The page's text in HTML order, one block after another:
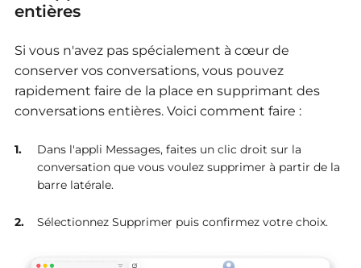
entières
Si vous n'avez pas spécialement à cœur de
conserver vos conversations, vous pouvez
rapidement faire de la place en supprimant des
conversations entières. Voici comment faire :
Dans l'appli Messages, faites un clic droit sur la
conversation que vous voulez supprimer à partir de la
barre latérale.
Sélectionnez Supprimer puis confirmez votre choix.